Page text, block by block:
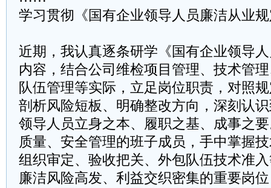
学习贯彻《国有企业领导人员廉洁从业
近期，我认真逐条研学《国有企业领导
内容，结合公司维检项目管理、技术管
队伍管理等实际，立足岗位职责，对照
剖析风险短板、明确整改方向，深刻认
领导人员立身之本、履职之基、成事之
质量、安全管理的班子成员，手中掌握
组织审定、验收把关、外包队伍技术准
廉洁风险高发、利益交织密集的重要岗